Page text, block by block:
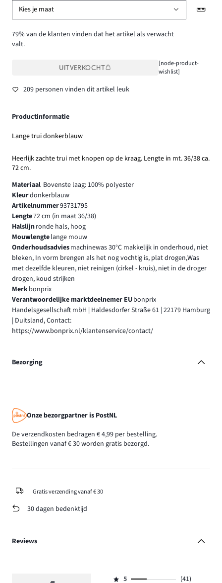
Kies je maat
79% van de klanten vinden dat het artikel als verwacht
valt.
UITVERKOCHT
[node-product-
wishlist]
209 personen vinden dit artikel leuk
Productinformatie
Lange trui donkerblauw
Heerlijk zachte trui met knopen op de kraag. Lengte in mt. 36/38 ca.
72 cm.
Materiaal Bovenste laag: 100% polyester
Kleurdonkerblauw
Artikelnummer93731795
Lengte72 cm (in maat 36/38)
Halslijnronde hals, hoog
Mouwlengtelange mouw
Onderhoudsadviesmachinewas 30°C makkelijk in onderhoud, niet
bleken, In vorm brengen als het nog vochtig is, plat drogen,Was
met dezelfde kleuren, niet reinigen (cirkel - kruis), niet in de droger
drogen, koud strijken
Merkbonprix
Verantwoordelijke marktdeelnemer EUbonprix
Handelsgesellschaft mbH | Haldesdorfer Straße 61 | 22179 Hamburg
| Duitsland, Contact:
https://www.bonprix.nl/klantenservice/contact/
Bezorging
Onze bezorgpartner is PostNL
De verzendkosten bedragen € 4,99 per bestelling.
Bestellingen vanaf € 30 worden gratis bezorgd.
Gratis verzending vanaf € 30
30 dagen bedenktijd
Reviews
5 (41)